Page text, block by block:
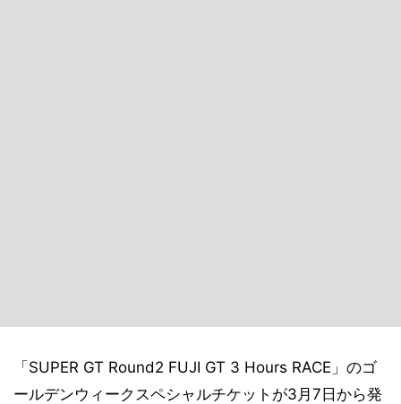
「SUPER GT Round2 FUJI GT 3 Hours RACE」のゴ
ールデンウィークスペシャルチケットが3月7日から発